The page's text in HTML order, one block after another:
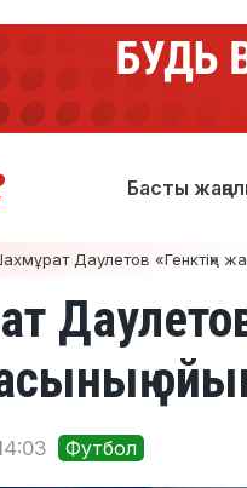
Басты
Даулетов «Генктің»
Футбол